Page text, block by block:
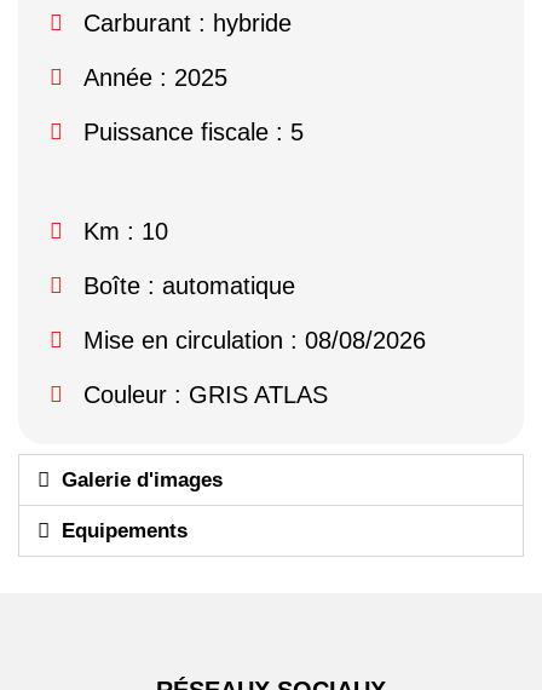
Carburant : hybride
Année : 2025
Puissance fiscale : 5
Km : 10
Boîte : automatique
Mise en circulation : 08/08/2026
Couleur : GRIS ATLAS
Galerie d'images
Equipements